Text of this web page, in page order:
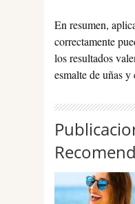
En resumen,
correctamente
los resultados
esmalte de uñas